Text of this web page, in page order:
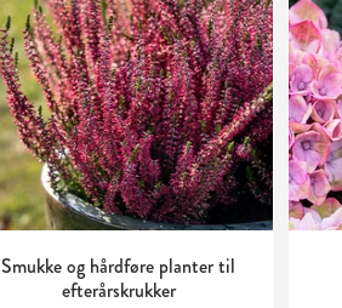
Smukke og hårdføre planter til
efterårskrukker